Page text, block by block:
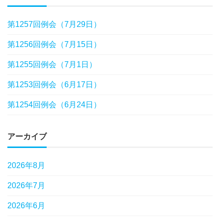
第1257回例会（7月29日）
第1256回例会（7月15日）
第1255回例会（7月1日）
第1253回例会（6月17日）
第1254回例会（6月24日）
アーカイブ
2026年8月
2026年7月
2026年6月